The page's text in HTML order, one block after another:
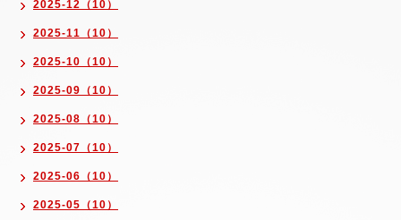
2025-12（10）
2025-11（10）
2025-10（10）
2025-09（10）
2025-08（10）
2025-07（10）
2025-06（10）
2025-05（10）